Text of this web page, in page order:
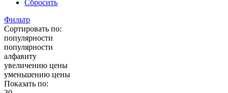
Сбросить
Фильтр
Сортировать по:
популярности
популярности
алфавиту
увеличению цены
уменьшению цены
Показать по: